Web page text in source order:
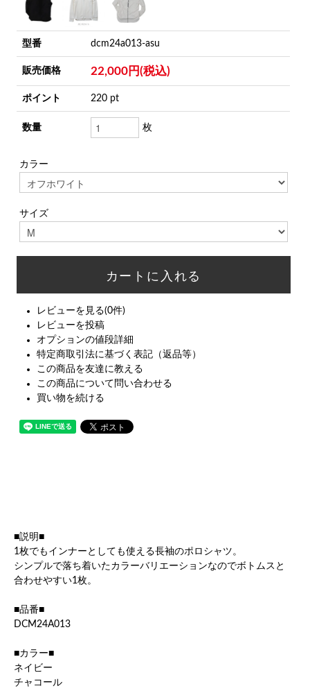
型番 dcm24a013-asu
販売価格 22,000円(税込)
ポイント 220 pt
数量 枚
カラー
サイズ
レビューを見る(0件)
レビューを投稿
オプションの値段詳細
特定商取引法に基づく表記（返品等）
この商品を友達に教える
この商品について問い合わせる
買い物を続ける
■説明■
1枚でもインナーとしても使える長袖のポロシャツ。
シンプルで落ち着いたカラーバリエーションなのでボトムスと
合わせやすい1枚。
■品番■
DCM24A013
■カラー■
ネイビー
チャコール